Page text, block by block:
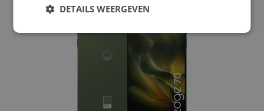
DETAILS WEERGEVEN